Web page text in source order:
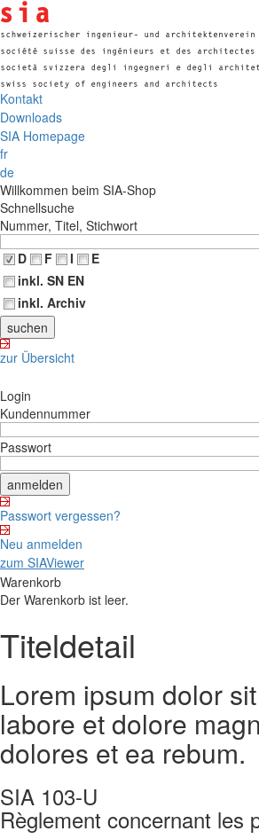
Kontakt
Downloads
SIA Homepage
fr
de
Willkommen beim SIA-Shop
Schnellsuche
Nummer, Titel, Stichwort
D
F I
E
inkl. SN EN
inkl. Archiv
zur Übersicht
Login
Kundennummer
Passwort
Passwort vergessen?
Neu anmelden
zum SIAViewer
Warenkorb
Der Warenkorb ist leer.
Titeldetail
Lorem ipsum dolor
labore et dolore
dolores et ea rebum.
SIA 103-U
Règlement concernant les